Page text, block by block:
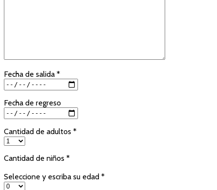
Fecha de salida *
Fecha de regreso
Cantidad de adultos *
Cantidad de niños *
Seleccione y escriba su edad *